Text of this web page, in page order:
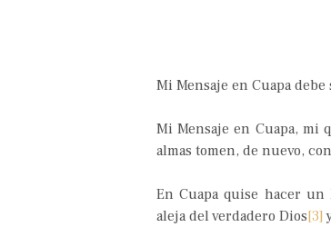
Mi Mensaje en Cuapa
Mi Mensaje en Cuapa, mi
almas tomen, de nuevo,
En Cuapa quise hacer
aleja del verdadero Dios[3]